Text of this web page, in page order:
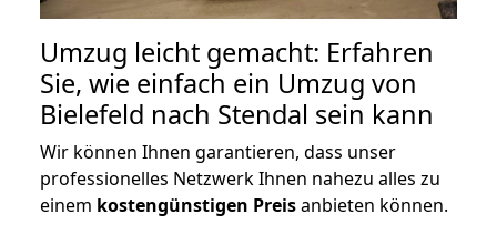
Umzug leicht gemacht: Erfahren
Sie, wie einfach ein Umzug von
Bielefeld nach Stendal sein kann
Wir können Ihnen garantieren, dass unser
professionelles Netzwerk Ihnen nahezu alles zu
einem kostengünstigen Preisanbieten können.